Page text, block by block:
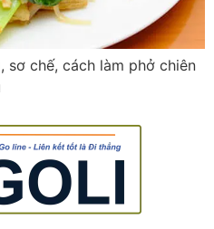
sơ chế, cách làm phở chiên